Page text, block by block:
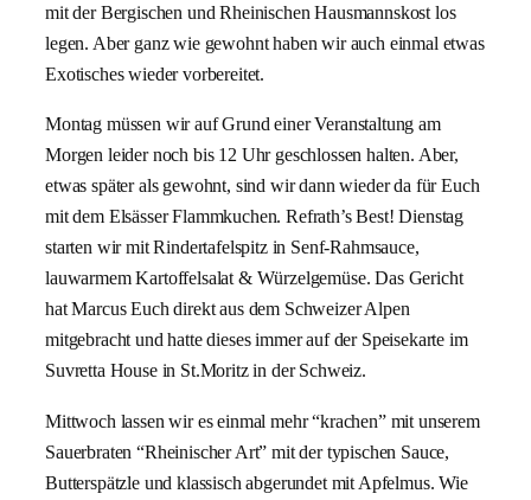
mit der Bergischen und Rheinischen Hausmannskost los
legen. Aber ganz wie gewohnt haben wir auch einmal etwas
Exotisches wieder vorbereitet.
Montag müssen wir auf Grund einer Veranstaltung am
Morgen leider noch bis 12 Uhr geschlossen halten. Aber,
etwas später als gewohnt, sind wir dann wieder da für Euch
mit dem Elsässer Flammkuchen. Refrath’s Best! Dienstag
starten wir mit Rindertafelspitz in Senf-Rahmsauce,
lauwarmem Kartoffelsalat & Würzelgemüse. Das Gericht
hat Marcus Euch direkt aus dem Schweizer Alpen
mitgebracht und hatte dieses immer auf der Speisekarte im
Suvretta House in St.Moritz in der Schweiz.
Mittwoch lassen wir es einmal mehr “krachen” mit unserem
Sauerbraten “Rheinischer Art” mit der typischen Sauce,
Butterspätzle und klassisch abgerundet mit Apfelmus. Wie